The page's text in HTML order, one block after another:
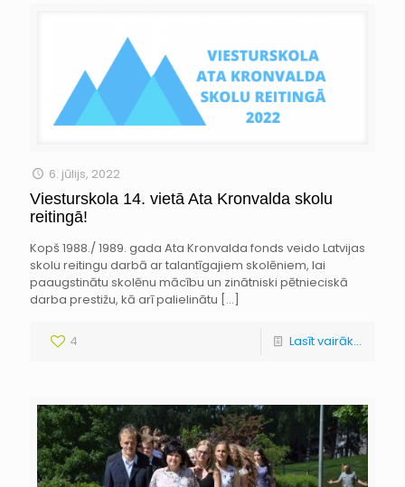
6. jūlijs, 2022
Viesturskola 14. vietā Ata Kronvalda skolu
reitingā!
Kopš 1988./ 1989. gada Ata Kronvalda fonds veido Latvijas
skolu reitingu darbā ar talantīgajiem skolēniem, lai
paaugstinātu skolēnu mācību un zinātniski pētnieciskā
darba prestižu, kā arī palielinātu […]
4 Lasīt vairāk...